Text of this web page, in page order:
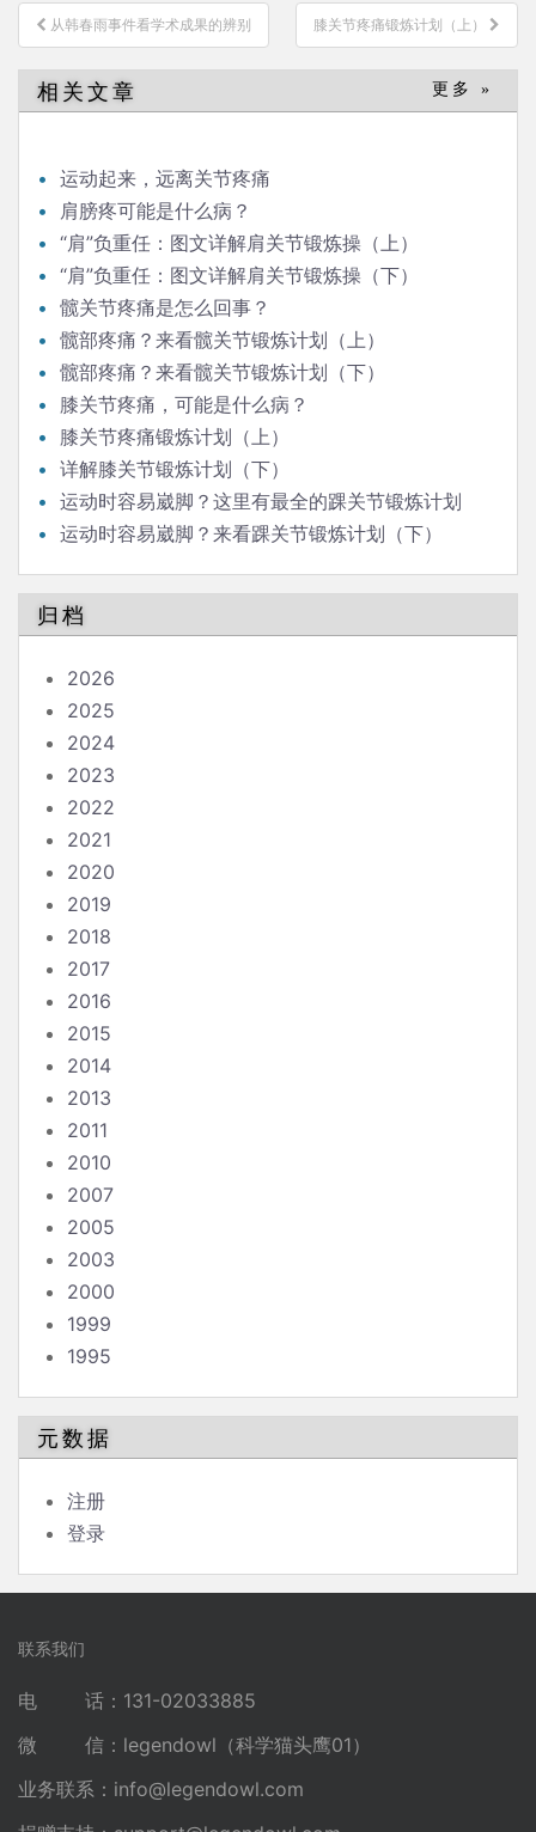
文
章
导
航
从韩春雨事件看学术成果的辨别 膝关节疼痛锻炼计划（上）
相关文章 更多 »
运动起来，远离关节疼痛
肩膀疼可能是什么病？
“肩”负重任：图文详解肩关节锻炼操（上）
“肩”负重任：图文详解肩关节锻炼操（下）
髋关节疼痛是怎么回事？
髋部疼痛？来看髋关节锻炼计划（上）
髋部疼痛？来看髋关节锻炼计划（下）
膝关节疼痛，可能是什么病？
膝关节疼痛锻炼计划（上）
详解膝关节锻炼计划（下）
运动时容易崴脚？这里有最全的踝关节锻炼计划
（上）
运动时容易崴脚？来看踝关节锻炼计划（下）
归档
2026
2025
2024
2023
2022
2021
2020
2019
2018
2017
2016
2015
2014
2013
2011
2010
2007
2005
2003
2000
1999
1995
元数据
注册
登录
联系我们
电 话：131-02033885
微 信：legendowl（科学猫头鹰01）
业务联系： info@legendowl.com